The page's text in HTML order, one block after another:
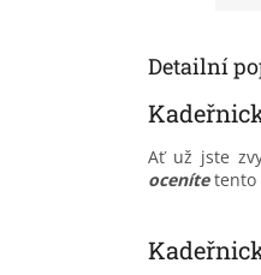
Detailní
Ať už jste
ocenítetento